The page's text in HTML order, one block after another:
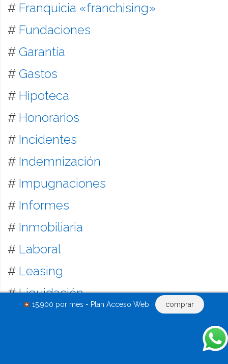
15.900 por mes - Plan Acceso Web comprar
# Franquicia «franchising»
# Fundaciones
# Garantía
# Gastos
# Hipoteca
# Honorarios
# Incidentes
# Indemnización
# Impugnaciones
# Informes
# Inmobiliaria
# Laboral
# Leasing
#Liquidación
Locación inmobiliaria y mobiliaria